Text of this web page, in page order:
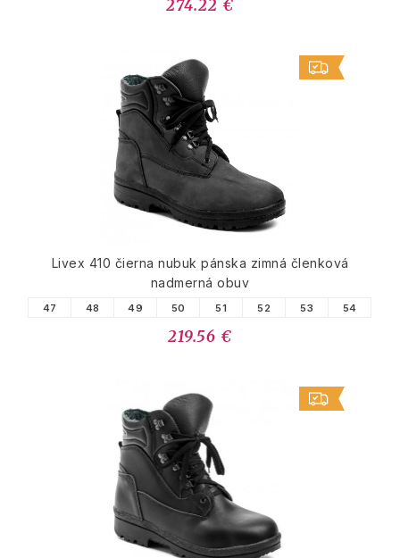
274.22 €
Livex 410 čierna nubuk pánska zimná členková
nadmerná obuv
47 48 49 50 51 52 53 54
219.56 €